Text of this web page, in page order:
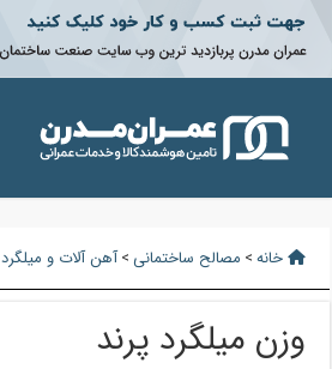
خانه> مصالح ساختمانی> آهن آلات و میلگرد
وزن میلگرد پرند